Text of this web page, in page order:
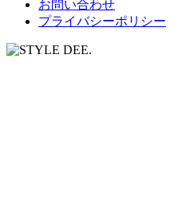
お問い合わせ
プライバシーポリシー